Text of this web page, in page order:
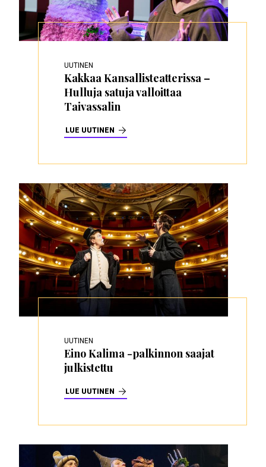
UUTINEN
Kakkaa Kansallisteatterissa –
Hulluja satuja valloittaa
Taivassalin
LUE UUTINEN
UUTINEN
Eino Kalima -palkinnon saajat
julkistettu
LUE UUTINEN